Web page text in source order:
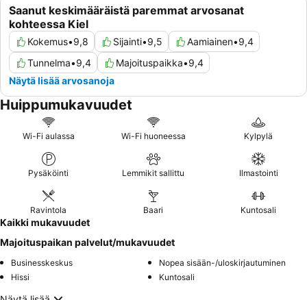
Saanut keskimääräistä paremmat arvosanat
kohteessa Kiel
Kokemus•9,8 Sijainti•9,5 Aamiainen•9,4
Tunnelma•9,4 Majoituspaikka•9,4
Näytä lisää arvosanoja
Huippumukavuudet
Wi-Fi aulassa Wi-Fi huoneessa Kylpylä
Pysäköinti Lemmikit sallittu Ilmastointi
Ravintola Baari Kuntosali
Kaikki mukavuudet
Majoituspaikan palvelut/mukavuudet
Businesskeskus
Nopea sisään-/uloskirjautuminen
Hissi
Kuntosali